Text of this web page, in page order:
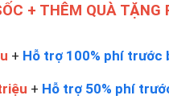
+ THÊM QUÀ TẶNG
+ Hỗ trợ 100% phí trước
+ Hỗ trợ 50% phí